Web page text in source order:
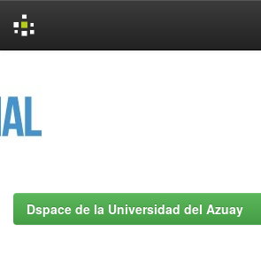
Dspace de la Universidad del Azuay